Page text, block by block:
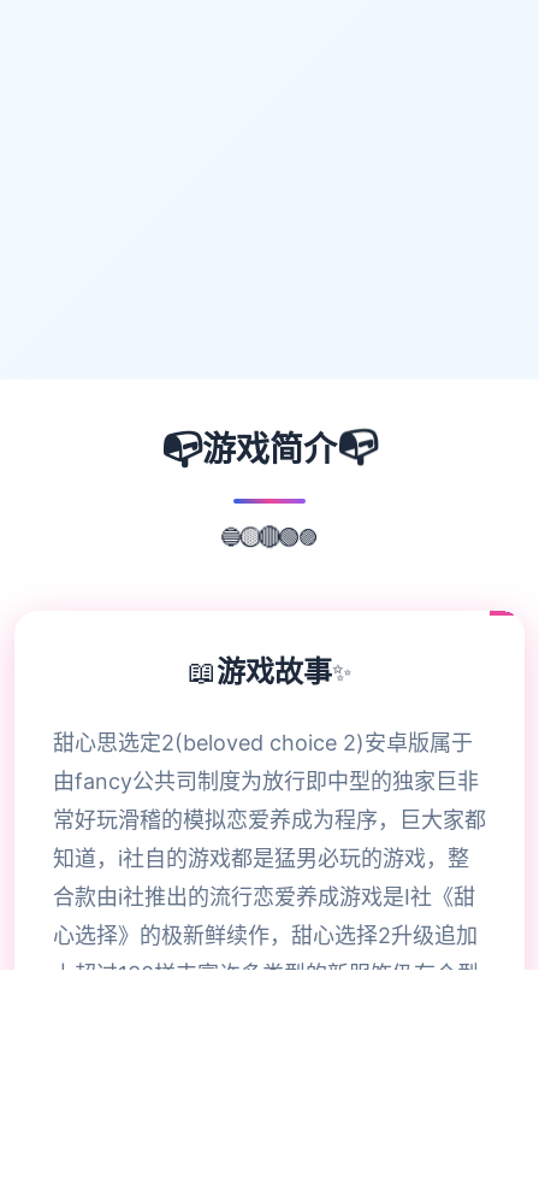
📭游戏简介📭
🔵🟡🔴🟢🟣
📖游戏故事✨
甜心思选定2(beloved choice 2)安卓版属于
由fancy公共司制度为放行即中型的独家巨非
常好玩滑稽的模拟恋爱养成为程序，巨大家都
知道，i社自的游戏都是猛男必玩的游戏，整
合款由i社推出的流行恋爱养成游戏是I社《甜
心选择》的极新鲜续作，甜心选择2升级追加
上超过130样丰富许多类型的新服饰仍有个型